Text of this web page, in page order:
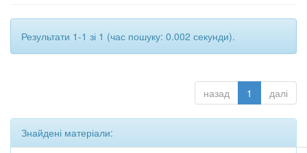
Результати 1-1 зі 1 (час пошуку: 0.002 секунди).
назад 1 далі
Знайдені матеріали: